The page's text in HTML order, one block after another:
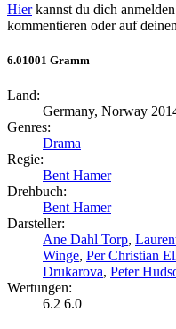
Hierkannst du dich
kommentieren oder auf
6.01001 Gramm
Land:
Germany, Norway
Genres:
Drama
Regie:
Bent Hamer
Drehbuch:
Bent Hamer
Darsteller:
Ane Dahl Torp,
Winge, Per Christian
Drukarova, Peter
Wertungen:
6.2 6.0